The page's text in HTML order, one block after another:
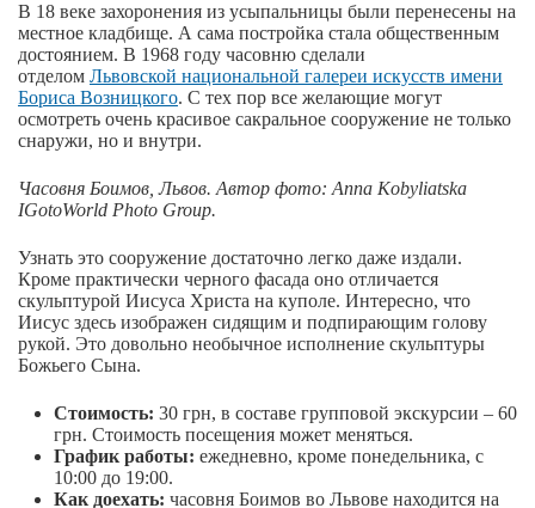
В 18 веке захоронения из усыпальницы были перенесены на
местное кладбище. А сама постройка стала общественным
достоянием. В 1968 году часовню сделали
отделом Львовской национальной галереи искусств имени
Бориса Возницкого. С тех пор все желающие могут
осмотреть очень красивое сакральное сооружение не только
снаружи, но и внутри.
Часовня Боимов, Львов. Автор фото: Anna Kobyliatska
IGotoWorld Photo Group.
Узнать это сооружение достаточно легко даже издали.
Кроме практически черного фасада оно отличается
скульптурой Иисуса Христа на куполе. Интересно, что
Иисус здесь изображен сидящим и подпирающим голову
рукой. Это довольно необычное исполнение скульптуры
Божьего Сына.
Стоимость: 30 грн, в составе групповой экскурсии – 60
грн. Стоимость посещения может меняться.
График работы: ежедневно, кроме понедельника, с
10:00 до 19:00.
Как доехать: часовня Боимов во Львове находится на